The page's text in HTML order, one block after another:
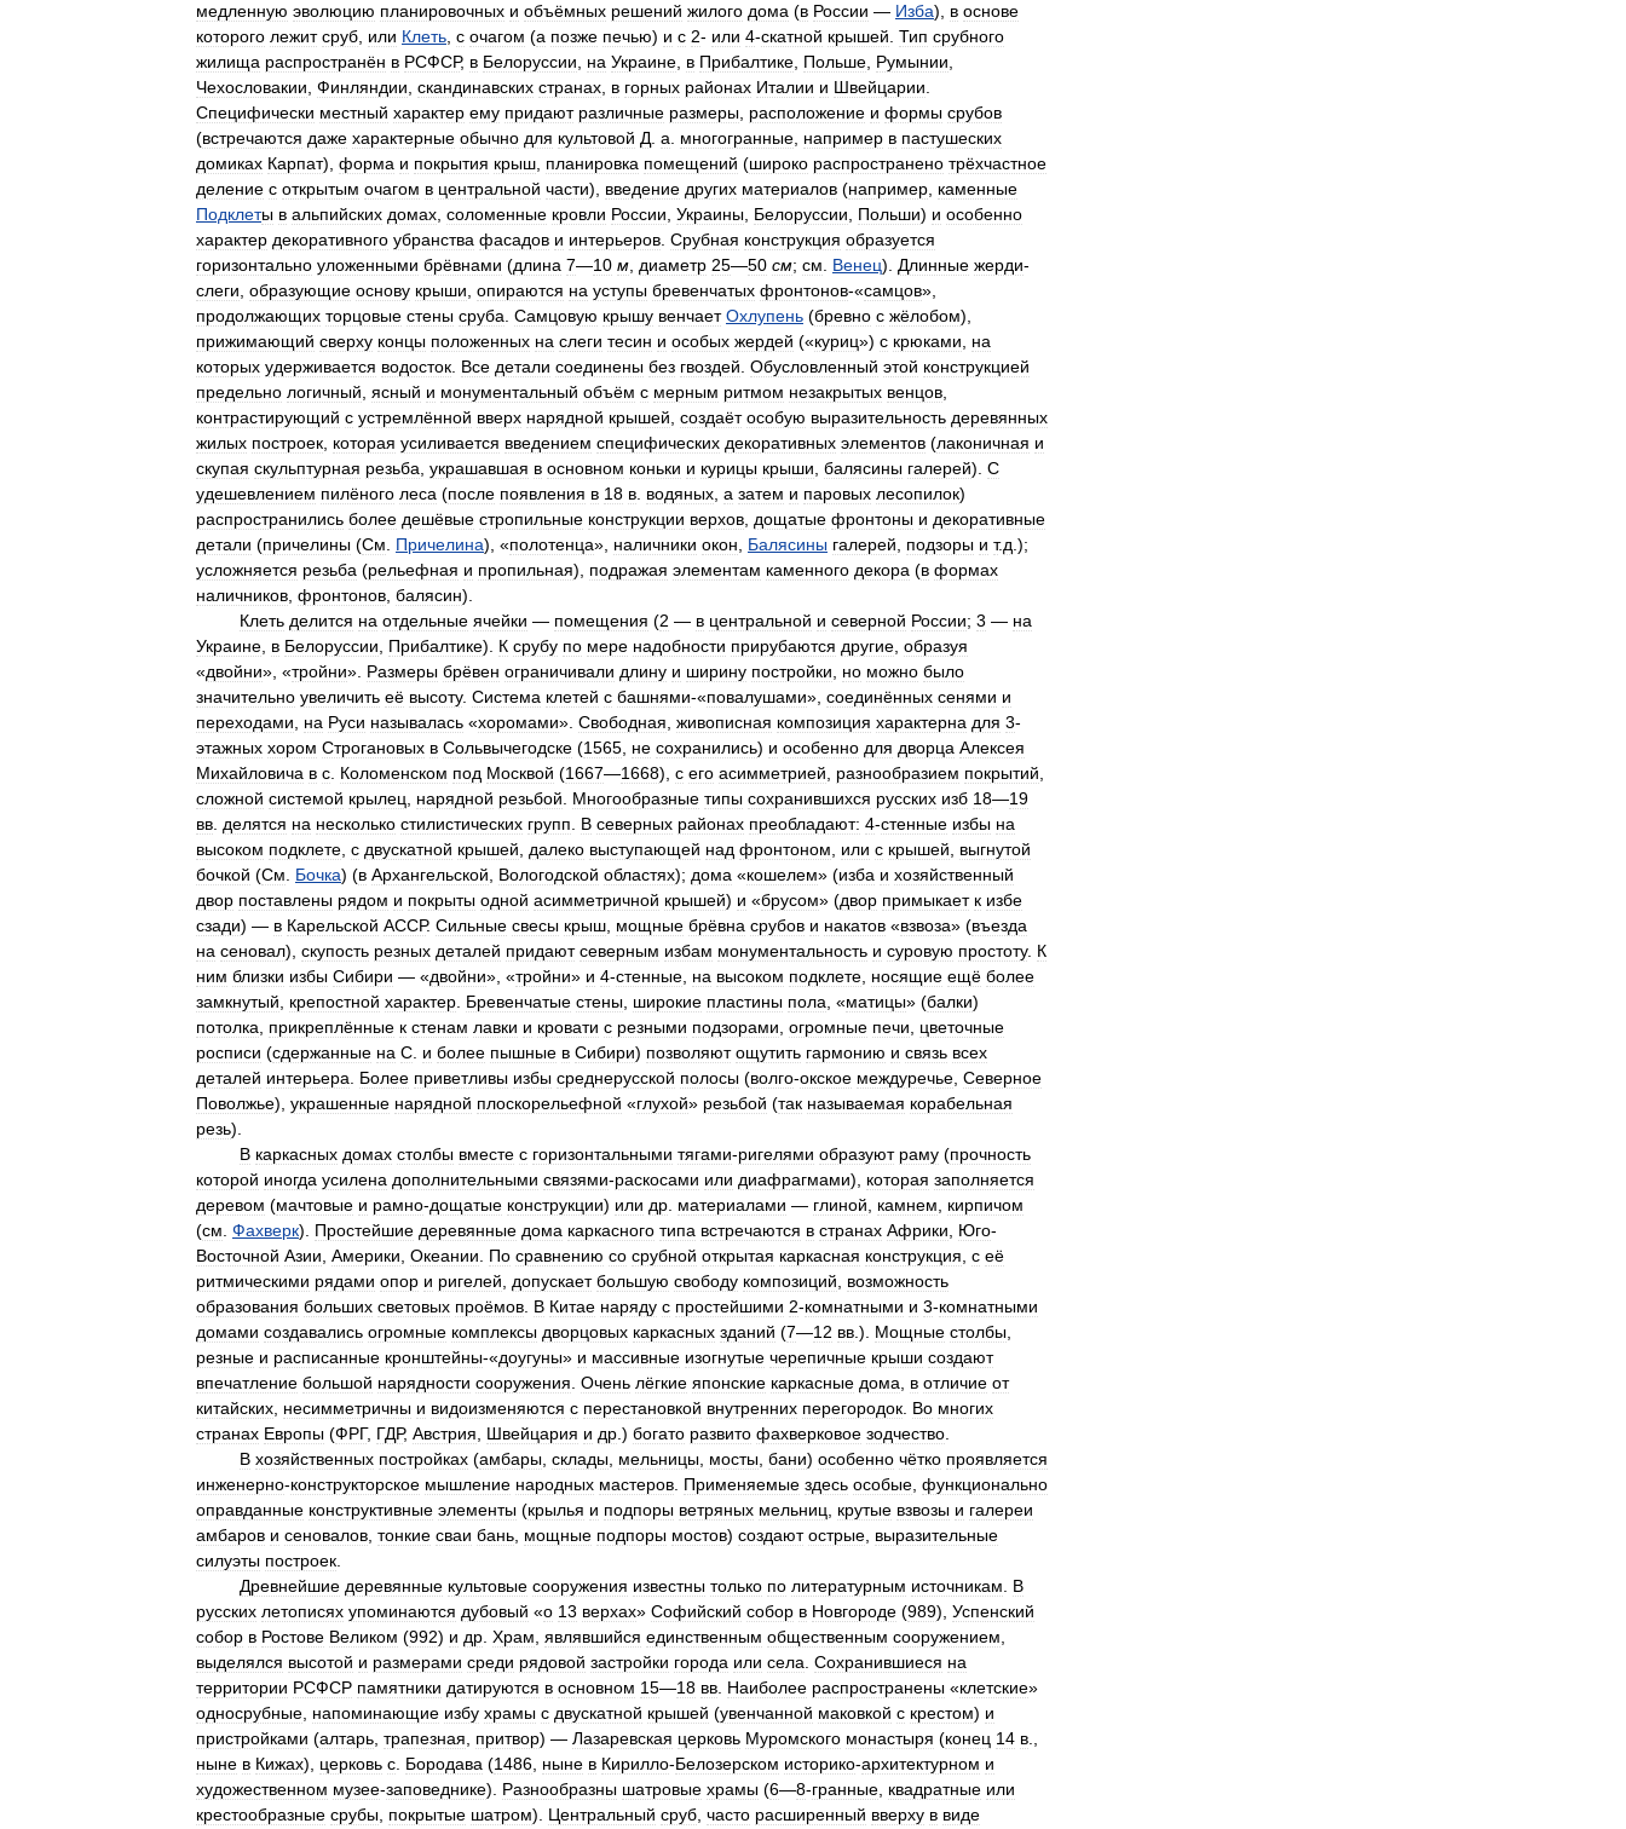
медленную эволюцию планировочных и объёмных решений жилого дома (в России — Изба), в основе
которого лежит сруб или Клеть с очагом (а позже печью) и с 2- или 4-скатной крышей Тип срубного
жилища распространён в РСФСР, в Белоруссии на Украине в Прибалтике Польше Румынии
Чехословакии Финляндии скандинавских странах в горных районах Италии и Швейцарии
Специфически местный характер ему придают различные размеры расположение и формы срубов
(встречаются даже характерные обычно для культовой Д а многогранные например в пастушеских
домиках Карпат), форма и покрытия крыш планировка помещений (широко распространено трёхчастное
деление с открытым очагом в центральной части), введение других материалов (например каменные
Подклеты в альпийских домах соломенные кровли России Украины Белоруссии Польши) и особенно
характер декоративного убранства фасадов и интерьеров Срубная конструкция образуется
горизонтально уложенными брёвнами (длина 7—10 м диаметр 25—50 см; см Венец). Длинные жерди-
слеги образующие основу крыши опираются на уступы бревенчатых фронтонов-«самцов»,
продолжающих торцовые стены сруба Самцовую крышу венчает Охлупень (бревно с жёлобом),
прижимающий сверху концы положенных на слеги тесин и особых жердей («куриц») с крюками
на
которых удерживается водосток Все детали соединены без гвоздей Обусловленный этой конструкцией
предельно логичный ясный и монументальный объём с мерным ритмом незакрытых венцов
контрастирующий с устремлённой вверх нарядной крышей создаёт особую выразительность деревянных
жилых построек которая усиливается введением специфических декоративных элементов (лаконичная и
скупая скульптурная резьба украшавшая в основном коньки и курицы крыши балясины галерей). С
удешевлением пилёного леса (после появления в 18 в водяных а затем и паровых лесопилок)
распространились более дешёвые стропильные конструкции верхов дощатые фронтоны и декоративные
детали (причелины (См Причелина), «полотенца», наличники окон Балясины галерей подзоры и т.д .);
усложняется резьба (рельефная и пропильная), подражая элементам каменного декора (в формах
наличников фронтонов балясин).
Клеть делится на отдельные ячейки — помещения (2 — в центральной и северной России; 3 — на
Украине в Белоруссии Прибалтике). К срубу по мере надобности прирубаются другие образуя
«двойни», «тройни». Размеры брёвен ограничивали длину и ширину постройки но можно было
значительно увеличить её высоту. Система клетей с башнями-«повалушами», соединённых сенями и
переходами
на Руси называлась «хоромами». Свободная живописная композиция характерна для 3-
этажных хором Строгановых в Сольвычегодске (1565 не сохранились) и особенно для дворца Алексея
Михайловича в с Коломенском под Москвой (1667—1668), с его асимметрией разнообразием покрытий
сложной системой крылец нарядной резьбой Многообразные типы сохранившихся русских изб 18—19
вв делятся на несколько стилистических групп В северных районах преобладают: 4-стенные избы на
высоком подклете с двускатной крышей далеко выступающей над фронтоном или с крышей
выгнутой
бочкой (См Бочка) (в Архангельской Вологодской областях); дома «кошелем» (изба и хозяйственный
двор поставлены рядом и покрыты одной асимметричной крышей) и «брусом» (двор примыкает к избе
сзади) — в Карельской АССР. Сильные свесы крыш мощные брёвна срубов и накатов «взвоза» (въезда
на сеновал), скупость резных деталей придают северным избам монументальность и суровую простоту. К
ним близки избы Сибири — «двойни», «тройни» и 4-стенные на высоком подклете носящие ещё более
замкнутый
крепостной характер Бревенчатые стены широкие пластины пола , «матицы» (балки)
потолка
прикреплённые к стенам лавки и кровати с резными подзорами огромные печи
цветочные
росписи (сдержанные на С и более пышные в Сибири) позволяют ощутить гармонию и связь всех
деталей интерьера Более приветливы избы среднерусской полосы (волго-окское междуречье Северное
Поволжье), украшенные нарядной плоскорельефной «глухой» резьбой (так называемая корабельная
резь).
В каркасных домах столбы вместе с горизонтальными тягами-ригелями образуют раму (прочность
которой иногда усилена дополнительными связями-раскосами или диафрагмами), которая заполняется
деревом (мачтовые и рамно-дощатые конструкции) или др материалами — глиной камнем
кирпичом
(см Фахверк). Простейшие деревянные дома каркасного типа встречаются в странах Африки Юго-
Восточной Азии Америки Океании По сравнению со срубной открытая каркасная конструкция с её
ритмическими рядами опор и ригелей допускает большую свободу композиций
возможность
образования больших световых проёмов В Китае наряду с простейшими 2-комнатными и 3-комнатными
домами создавались огромные комплексы дворцовых каркасных зданий (7—12 вв .). Мощные столбы
резные и расписанные кронштейны-«доугуны» и массивные изогнутые черепичные крыши создают
впечатление большой нарядности сооружения Очень лёгкие японские каркасные дома в отличие от
китайских несимметричны и видоизменяются с перестановкой внутренних перегородок Во многих
странах Европы (ФРГ, ГДР, Австрия Швейцария и др .) богато развито фахверковое зодчество
В хозяйственных постройках (амбары склады мельницы мосты бани) особенно чётко проявляется
инженерно-конструкторское мышление народных мастеров Применяемые здесь особые функционально
оправданные конструктивные элементы (крылья и подпоры ветряных мельниц крутые взвозы и галереи
амбаров и сеновалов тонкие сваи бань мощные подпоры мостов) создают острые выразительные
силуэты построек
Древнейшие деревянные культовые сооружения известны только по литературным источникам
В
русских летописях упоминаются дубовый «о 13 верхах» Софийский собор в Новгороде (989), Успенский
собор в Ростове Великом (992) и др Храм являвшийся единственным общественным сооружением
выделялся высотой и размерами среди рядовой застройки города или села Сохранившиеся на
территории РСФСР памятники датируются в основном 15—18 вв Наиболее распространены «клетские»
односрубные напоминающие избу храмы с двускатной крышей (увенчанной маковкой с крестом) и
пристройками (алтарь трапезная притвор) — Лазаревская церковь Муромского монастыря (конец 14 в
ныне в Кижах), церковь с Бородава (1486 ныне в Кирилло-Белозерском историко-архитектурном и
художественном музее-заповеднике). Разнообразны шатровые храмы (6—8-гранные квадратные или
крестообразные срубы покрытые шатром). Центральный сруб часто расширенный вверху в виде